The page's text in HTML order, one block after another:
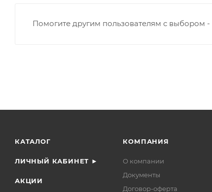
Помогите другим пользователям с выбором
КАТАЛОГ
ЛИЧНЫЙ КАБИНЕТ ►
АКЦИИ
КОМПАНИЯ
О компании
Документы
Договор-оферта